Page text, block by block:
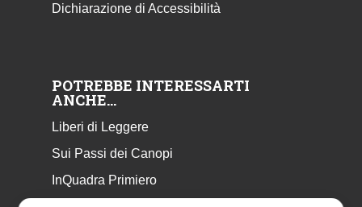
Dichiarazione di Accessibilità
POTREBBE INTERESSARTI
ANCHE…
Liberi di Leggere
Sui Passi dei Canopi
InQuadra Primiero